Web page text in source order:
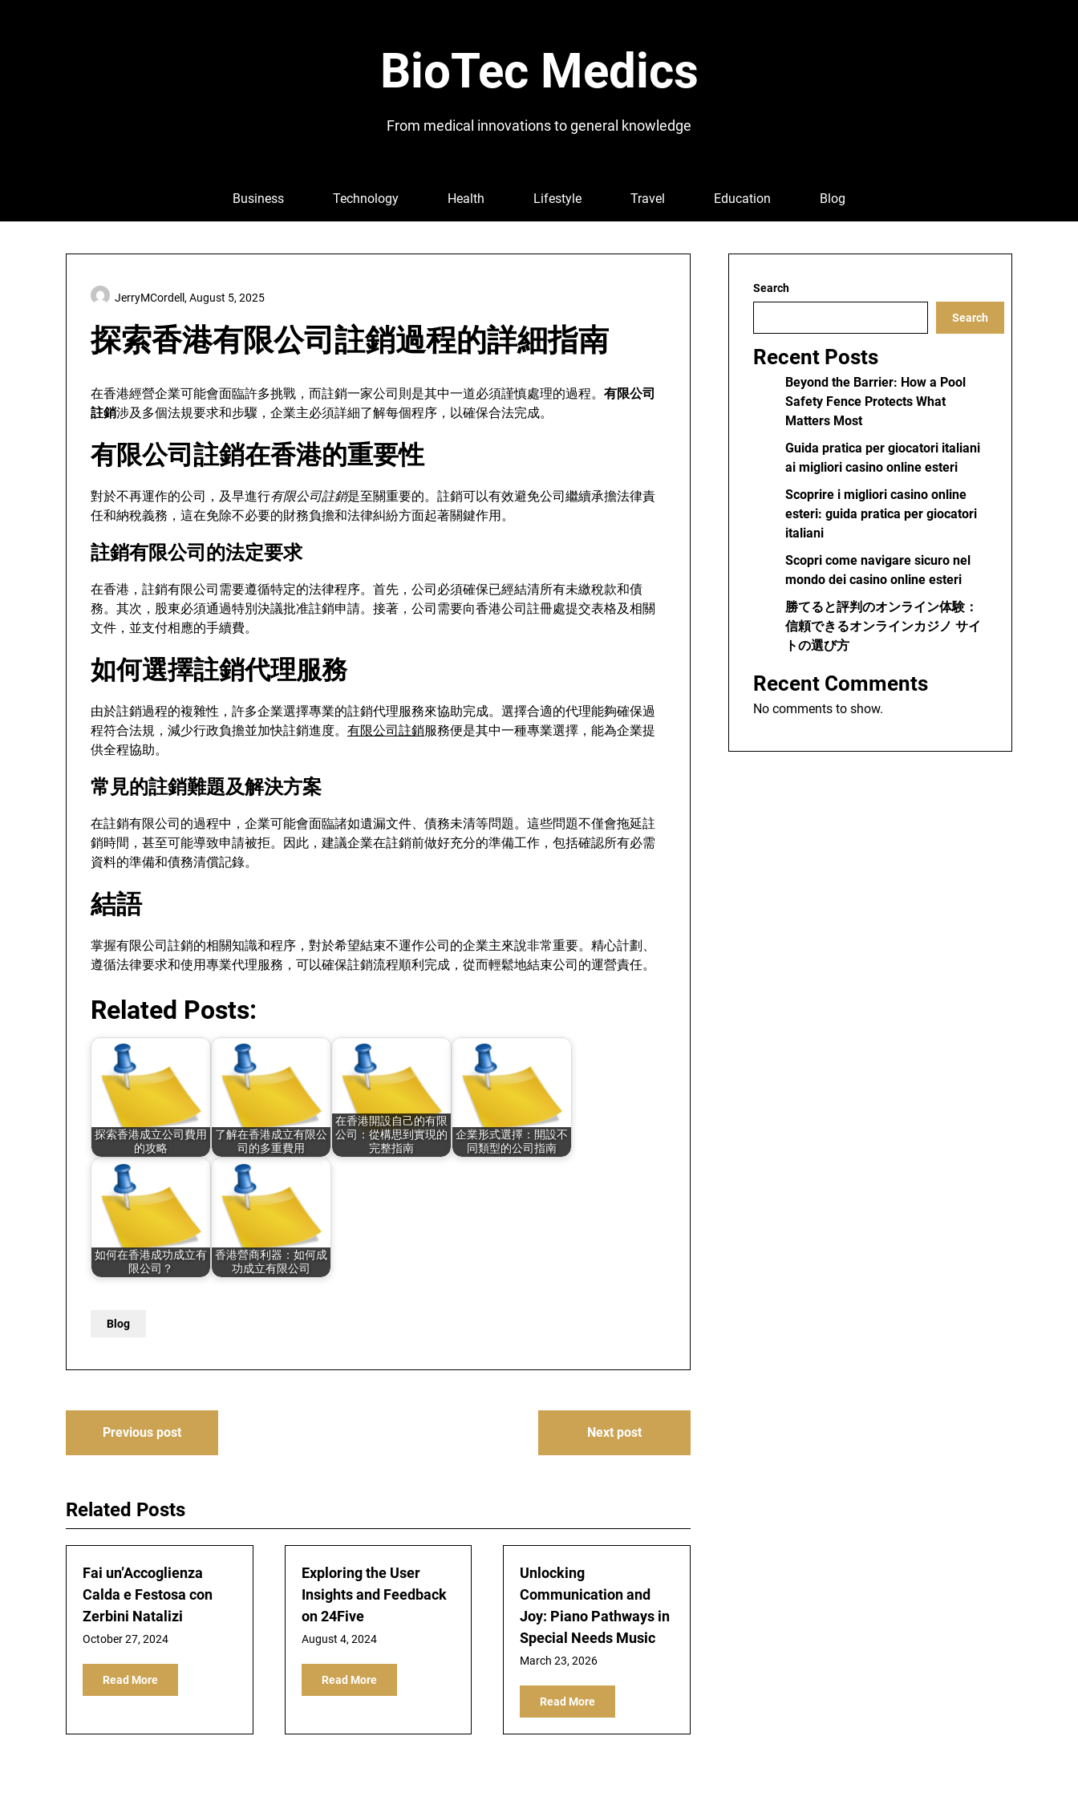
BioTec Medics
From medical innovations to general knowledge
Business Technology Health Lifestyle Travel Education Blog
探索香港有限公司註銷過程的詳細指南
JerryMCordell, August 5, 2025
在香港經營企業可能會面臨許多挑戰，而註銷一家公司則是其中一道必須謹慎處理的過程。 有限公司
註銷涉及多個法規要求和步驟，企業主必須詳細了解每個程序，以確保合法完成。
有限公司註銷在香港的重要性
對於不再運作的公司，及早進行有限公司註銷是至關重要的。註銷可以有效避免公司繼續承擔法律責
任和納稅義務，這在免除不必要的財務負擔和法律糾紛方面起著關鍵作用。
註銷有限公司的法定要求
在香港，註銷有限公司需要遵循特定的法律程序。首先，公司必須確保已經結清所有未繳稅款和債
務。其次，股東必須通過特別決議批准註銷申請。接著，公司需要向香港公司註冊處提交表格及相關
文件，並支付相應的手續費。
如何選擇註銷代理服務
由於註銷過程的複雜性，許多企業選擇專業的註銷代理服務來協助完成。選擇合適的代理能夠確保過
程符合法規，減少行政負擔並加快註銷進度。 有限公司註銷服務便是其中一種專業選擇，能為企業提
供全程協助。
常見的註銷難題及解決方案
在註銷有限公司的過程中，企業可能會面臨諸如遺漏文件、債務未清等問題。這些問題不僅會拖延註
銷時間，甚至可能導致申請被拒。因此，建議企業在註銷前做好充分的準備工作，包括確認所有必需
資料的準備和債務清償記錄。
結語
掌握有限公司註銷的相關知識和程序，對於希望結束不運作公司的企業主來說非常重要。精心計劃、
遵循法律要求和使用專業代理服務，可以確保註銷流程順利完成，從而輕鬆地結束公司的運營責任。
Related Posts:
探索香港成立公司費用
的攻略
了解在香港成立有限公
司的多重費用
在香港開設自己的有限
公司：從構思到實現的
完整指南
企業形式選擇：開設不
同類型的公司指南
如何在香港成功成立有
限公司？
香港營商利器：如何成
功成立有限公司
Blog
PostPrevious post Next post
Related Posts
Fai un’Accoglienza
Calda e Festosa con
Zerbini Natalizi
October 27, 2024
Read More
Exploring the User
Insights and Feedback
on 24Five
August 4, 2024
Read More
Unlocking
Communication and
Joy: Piano Pathways in
Special Needs Music
March 23, 2026
Read More
Search
Search
Recent Posts
Beyond the Barrier: How a Pool
Safety Fence Protects What
Matters Most
Guida pratica per giocatori italiani
ai migliori casino online esteri
Scoprire i migliori casino online
esteri: guida pratica per giocatori
italiani
Scopri come navigare sicuro nel
mondo dei casino online esteri
勝てると評判のオンライン体験：
信頼できるオンラインカジノ サイ
トの選び方
Recent Comments
No comments to show.